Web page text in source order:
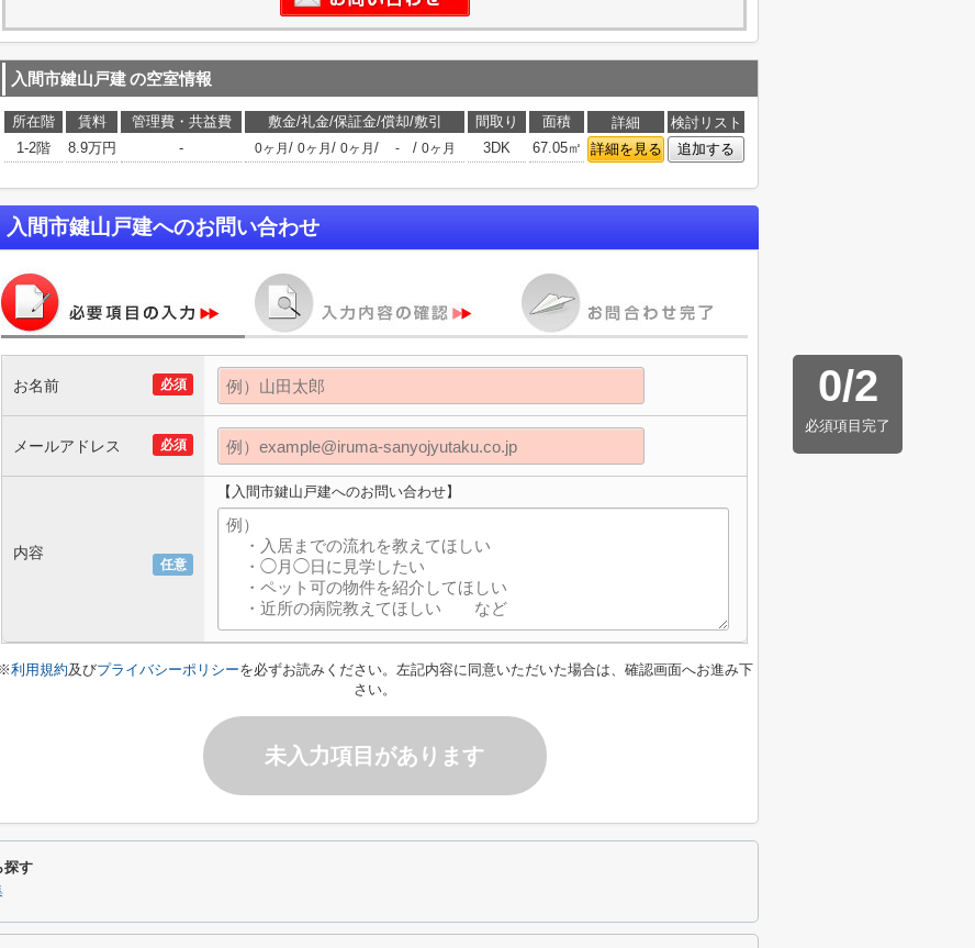
入間市鍵山戸建の空室情報
所在階 賃料 管理費・共益費 敷金/礼金/保証金/償却/敷引 間取り 面積 詳細
検討リスト
1-2階
8.9万円 - 0ヶ月 / 0ヶ月 / 0ヶ月 / - / 0ヶ月 3DK 67.05㎡ 詳細を見る 追加する
入間市鍵山戸建へのお問い合わせ
0/2
必須項目完了
必須
お名前
必須
メールアドレス
任意
内容
【入間市鍵山戸建へのお問い合わせ】
※利用規約及びプライバシーポリシーを必ずお読みください。左記内容に同意いただいた場合は、確認画面へお進み下
さい。
未入力項目があります
探す